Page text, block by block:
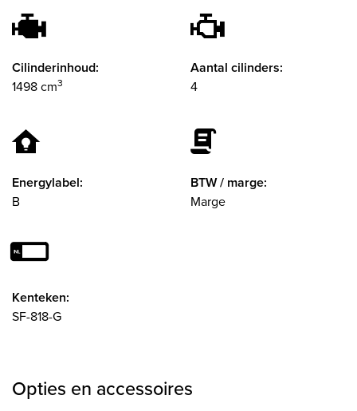
Cilinderinhoud:
1498 cm3
Aantal cilinders:
4
Energylabel:
B
BTW / marge:
Marge
Kenteken:
SF-818-G
Opties en accessoires